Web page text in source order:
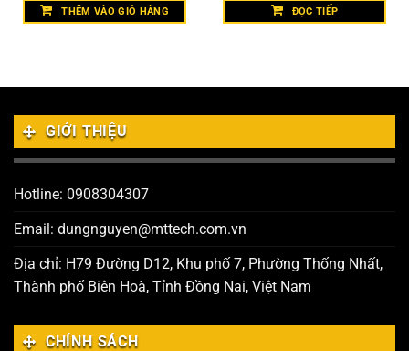
THÊM VÀO GIỎ HÀNG ĐỌC TIẾP
GIỚI THIỆU
Hotline: 0908304307
Email: dungnguyen@mttech.com.vn
Địa chỉ: H79 Đường D12, Khu phố 7, Phường Thống Nhất,
Thành phố Biên Hoà, Tỉnh Đồng Nai, Việt Nam
CHÍNH SÁCH